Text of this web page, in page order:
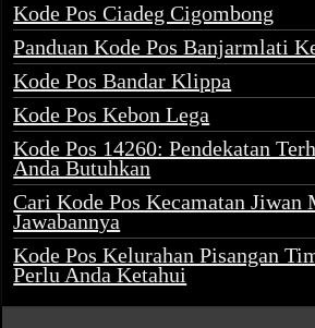
Kode Pos Ciadeg Cigombong
Panduan Kode Pos Banjarmlati
Kode Pos Bandar Klippa
Kode Pos Kebon Lega
Kode Pos 14260: Pendekatan
Anda Butuhkan
Cari Kode Pos Kecamatan Jiwan
Jawabannya
Kode Pos Kelurahan Pisangan
Perlu Anda Ketahui